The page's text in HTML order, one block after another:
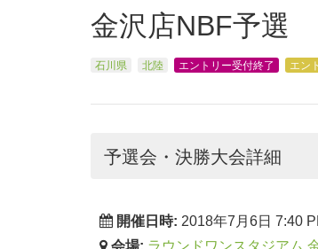
金沢店NBF予選
石川県 北陸 エントリー受付終了 エン
予選会・決勝大会詳細
開催日時: 2018年7月6日 7:40
会場: ラウンドワンスタジアム